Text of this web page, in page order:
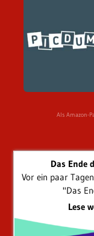
Als Amazon-
Das Ende
Vor ein paar
"Das
Lese